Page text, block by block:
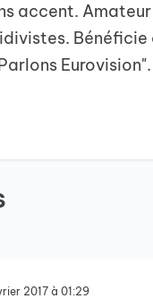
accent. Amateur
Bénéficie
Eurovision".
2017 à 01:29